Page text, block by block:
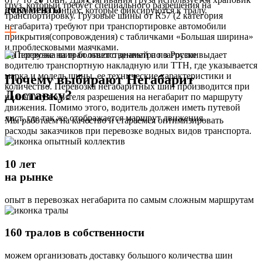
и крюки на концах, которые фиксируются к тралу.
груз, который требует специального разрешения на
транспортировку. Грузовые шины от R57 (2 категория
негабарита) требуют при транспортировке автомобили
прикрытия(сопровождения) с табличками «Большая ширина»
и проблесковыми маячками.
документы
На погрузке на трал ответственный по загрузке выдает
водителю транспортную накладную или ТТН, где указывается
марка и модель шины, ее технические характеристики и
количество. Перевозка негабаритных шин производится при
наличии у водителя разрешения на негабарит по маршруту
движения. Помимо этого, водитель должен иметь путевой
лист, где так же отображается маршрут движения.
Почему выбирают Негабарит
Доставку?
Мы работаем на качество и стараемся оптимизировать
расходы заказчиков при перевозке водных видов транспорта.
10 лет
на рынке
опыт в перевозках негабарита по самым сложным маршрутам
160 тралов в собственности
можем организовать доставку большого количества шин